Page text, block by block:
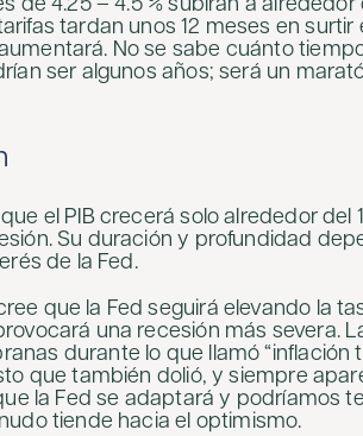
de 4.25 – 4.5 % subirán a
tardan unos 12 meses en
No se sabe cuánto
ser algunos años; será un
el PIB crecerá solo alrededor del
Su duración y profundidad
de la Fed.
que la Fed seguirá elevando la
una recesión más severa.
durante lo que llamó “inflación
que también dolió, y siempre
la Fed se adaptará y podríamos
tiende hacia el optimismo.